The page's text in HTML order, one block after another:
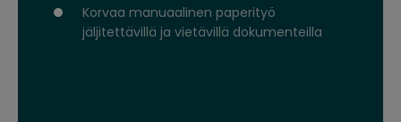
Korvaa manuaalinen paperityö
jäljitettävillä ja vietävillä dokumenteilla